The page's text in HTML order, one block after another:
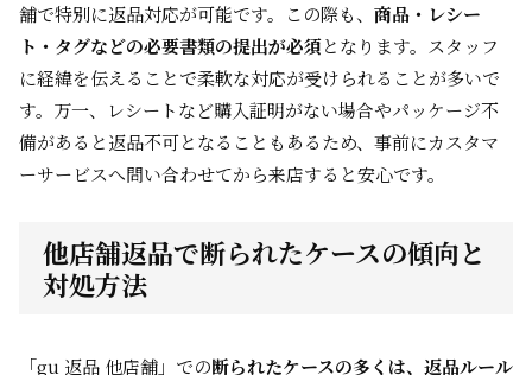
舗で特別に返品対応が可能です。この際も、 商品・レシー
ト・タグなどの必要書類の提出が必須となります。スタッフ
に経緯を伝えることで柔軟な対応が受けられることが多いで
す。万一、レシートなど購入証明がない場合やパッケージ不
備があると返品不可となることもあるため、事前にカスタマ
ーサービスへ問い合わせてから来店すると安心です。
他店舗返品で断られたケースの傾向と
対処方法
「gu 返品 他店舗」での断られたケースの多くは、返品ルール